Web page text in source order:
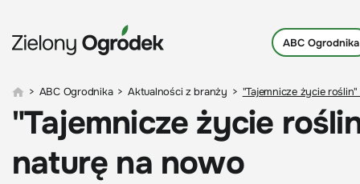
ABC Ogrodnika
> ABC Ogrodnika > Aktualności z branży > "Tajemnicze życie
"Tajemnicze życie
naturę na nowo